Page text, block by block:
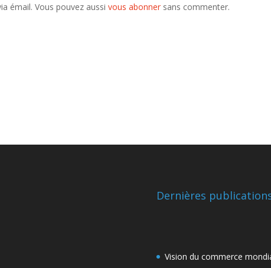
émail. Vous pouvez aussivous abonner sans commenter.
Dernières
Vision du commerce